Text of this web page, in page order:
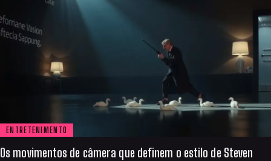
ENTRETENIMENTO
Os movimentos de câmera que definem o estilo de Steven